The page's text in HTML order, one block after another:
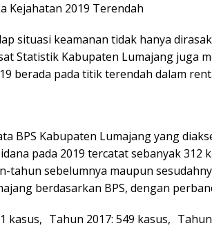
Kejahatan 2019 Terendah
situasi keamanan tidak hanya
Statistik Kabupaten Lumajang juga
berada pada titik terendah dalam
BPS Kabupaten Lumajang yang
pada 2019 tercatat sebanyak 312
tahun sebelumnya maupun
berdasarkan BPS, dengan
kasus, Tahun 2017: 549 kasus,